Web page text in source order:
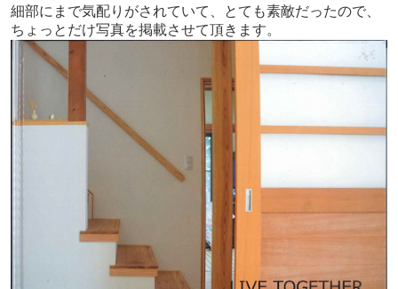
細部にまで気配りがされていて、とても素敵だったので、
ちょっとだけ写真を掲載させて頂きます。